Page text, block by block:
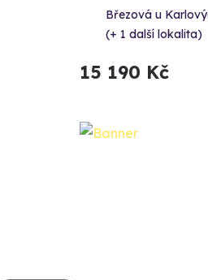
Březová u
(+ 1 další lokalita)
15 190 Kč